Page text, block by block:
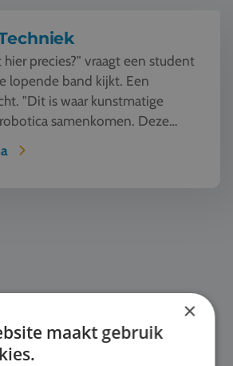
precies?" vraagt een student
lopende band kijkt. Een
"Dit is waar kunstmatige
samenkomen. Deze
×
maakt gebruik